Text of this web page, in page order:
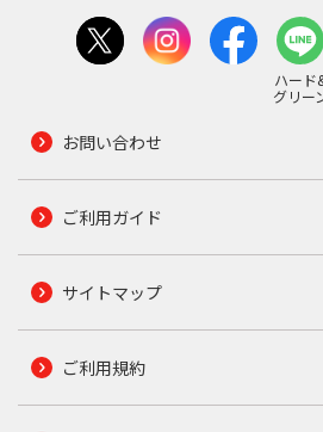
ハード
グリー
お問い合わせ
ご利用ガイド
サイトマップ
ご利用規約